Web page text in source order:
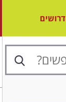
דרושים